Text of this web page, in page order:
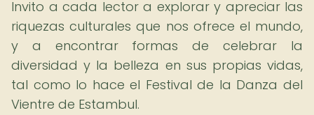
Invito a cada lector a explorar y apreciar las
riquezas culturales que nos ofrece el mundo,
y a encontrar formas de celebrar la
diversidad y la belleza en sus propias vidas,
tal como lo hace el Festival de la Danza del
Vientre de Estambul.